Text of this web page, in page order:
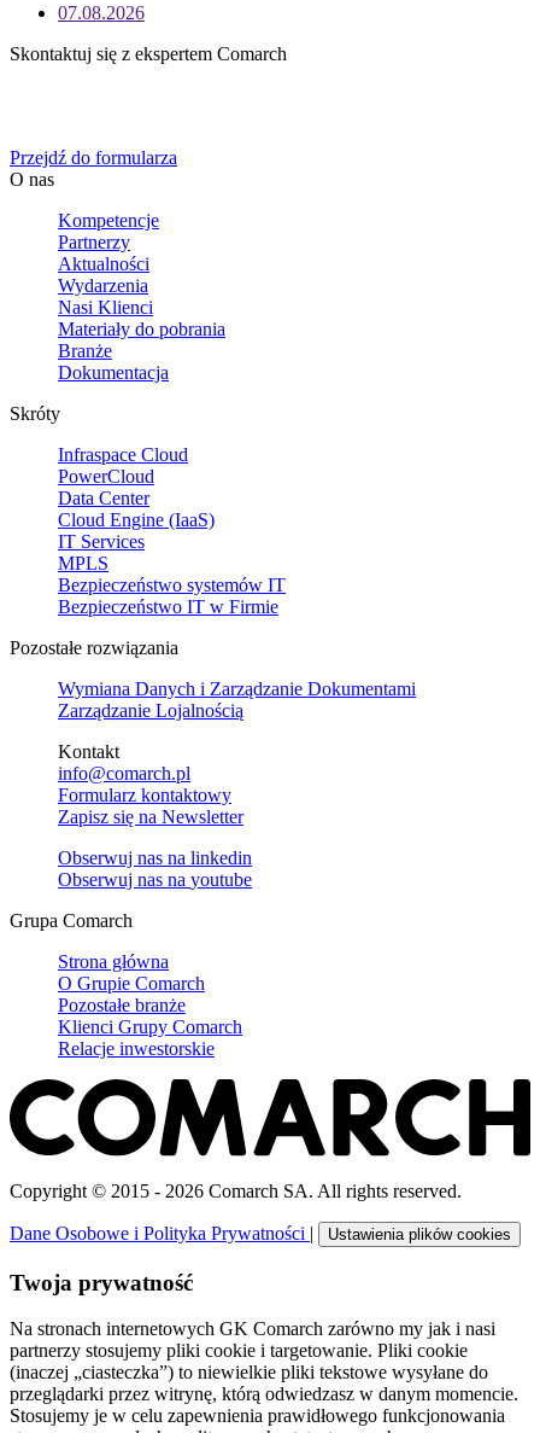
07.08.2026
Skontaktuj się z ekspertem Comarch
Przejdź do formularza
O nas
Kompetencje
Partnerzy
Aktualności
Wydarzenia
Nasi Klienci
Materiały do pobrania
Branże
Dokumentacja
Skróty
Infraspace Cloud
PowerCloud
Data Center
Cloud Engine (IaaS)
IT Services
MPLS
Bezpieczeństwo systemów IT
Bezpieczeństwo IT w Firmie
Pozostałe rozwiązania
Wymiana Danych i Zarządzanie Dokumentami
Zarządzanie Lojalnością
Kontakt
info@comarch.pl
Formularz kontaktowy
Zapisz się na Newsletter
Obserwuj nas na linkedin
Obserwuj nas na youtube
Grupa Comarch
Strona główna
O Grupie Comarch
Pozostałe branże
Klienci Grupy Comarch
Relacje inwestorskie
Copyright © 2015 - 2026 Comarch SA. All rights reserved.
Dane Osobowe i Polityka Prywatności | Ustawienia plików cookies
Twoja prywatność
Na stronach internetowych GK Comarch zarówno my jak i nasi
partnerzy stosujemy pliki cookie i targetowanie. Pliki cookie
(inaczej „ciasteczka”) to niewielkie pliki tekstowe wysyłane do
przeglądarki przez witrynę, którą odwiedzasz w danym momencie.
Stosujemy je w celu zapewnienia prawidłowego funkcjonowania